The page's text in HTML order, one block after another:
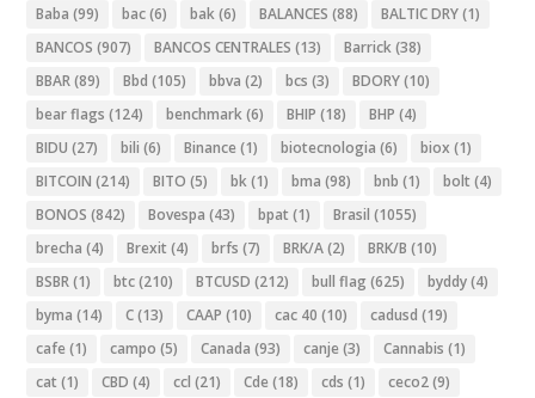
Baba (99) bac(6) bak(6) BALANCES (88) BALTIC DRY(1)
BANCOS (907) BANCOS CENTRALES (13) Barrick(38)
BBAR(89) Bbd (105) bbva (2) bcs (3) BDORY(10)
bear flags (124) benchmark(6) BHIP (18) BHP (4)
BIDU (27) bili (6) Binance (1) biotecnologia (6) biox (1)
BITCOIN (214) BITO (5) bk(1) bma (98) bnb (1) bolt (4)
BONOS (842) Bovespa (43) bpat (1) Brasil (1055)
brecha (4) Brexit (4) brfs (7) BRK/A(2) BRK/B (10)
BSBR(1) btc(210) BTCUSD (212) bull flag (625) byddy(4)
byma (14) C(13) CAAP (10) cac 40 (10) cadusd (19)
cafe (1) campo (5) Canada (93) canje (3) Cannabis (1)
cat (1) CBD (4) ccl (21) Cde (18) cds (1) ceco2(9)